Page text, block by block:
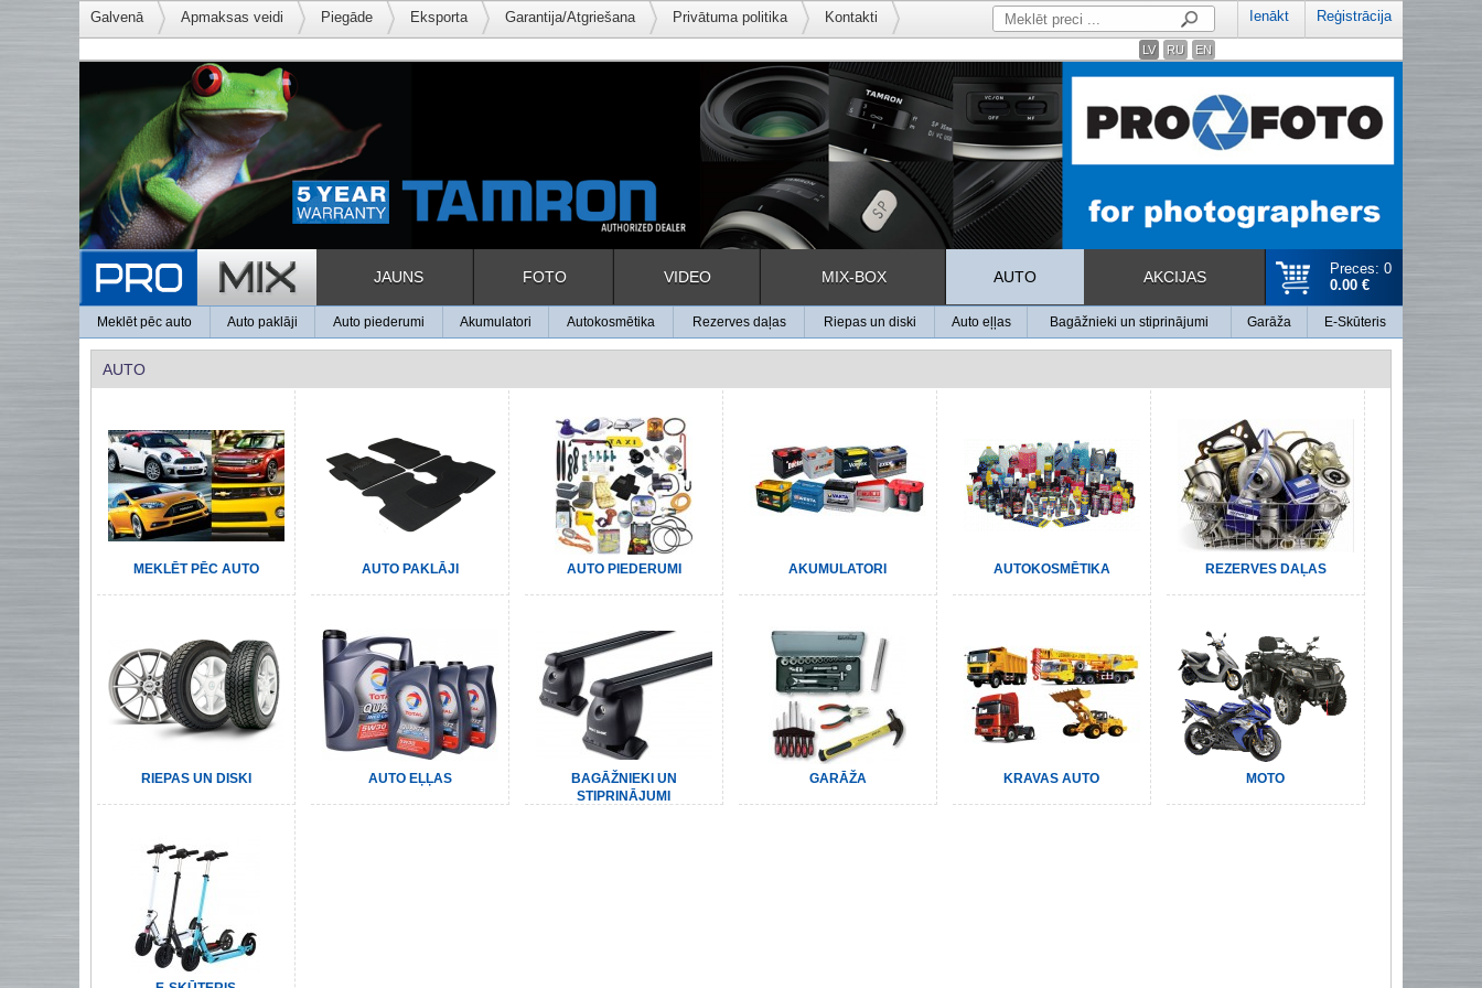
Galvenā Apmaksas veidi Piegāde Eksporta Garantija/Atgriešana Privātuma politika Kontakti Ienākt Reģistrācija
LV RU EN
Preces: 0
0.00 €
JAUNS FOTO VIDEO MIX-BOX AUTO AKCIJAS
Meklēt pēc auto Auto paklāji Auto piederumi Akumulatori Autokosmētika Rezerves daļas Riepas un diski Auto eļļas Bagāžnieki un stiprinājumi Garāža E-Skūteris
AUTO
MEKLĒT PĒC AUTO AUTO PAKLĀJI AUTO PIEDERUMI AKUMULATORI AUTOKOSMĒTIKA REZERVES DAĻAS
RIEPAS UN DISKI AUTO EĻĻAS
BAGĀŽNIEKI UN
STIPRINĀJUMI
GARĀŽA KRAVAS AUTO MOTO